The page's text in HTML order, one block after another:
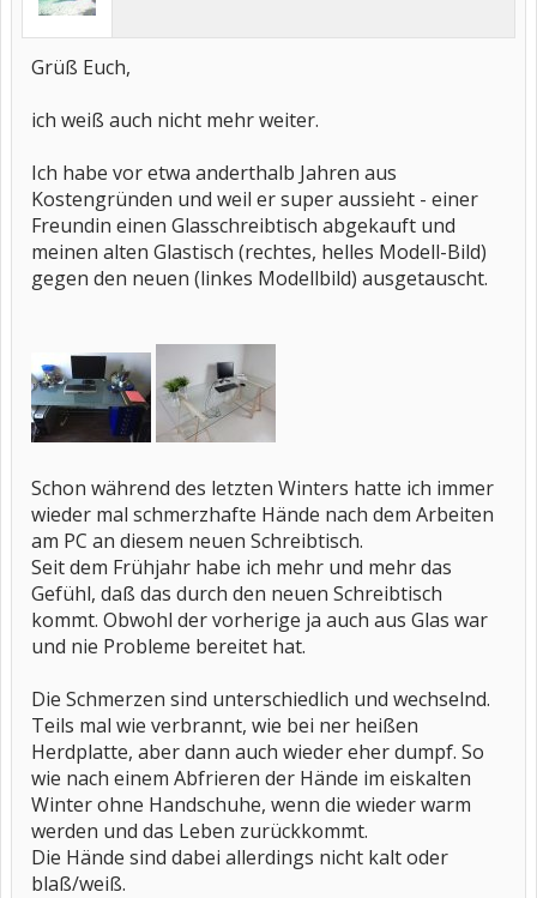
Grüß Euch,
ich weiß auch nicht mehr weiter.
Ich habe vor etwa anderthalb Jahren aus
Kostengründen und weil er super aussieht - einer
Freundin einen Glasschreibtisch abgekauft und
meinen alten Glastisch (rechtes, helles Modell-Bild)
gegen den neuen (linkes Modellbild) ausgetauscht.
Schon während des letzten Winters hatte ich immer
wieder mal schmerzhafte Hände nach dem Arbeiten
am PC an diesem neuen Schreibtisch.
Seit dem Frühjahr habe ich mehr und mehr das
Gefühl, daß das durch den neuen Schreibtisch
kommt. Obwohl der vorherige ja auch aus Glas war
und nie Probleme bereitet hat.
Die Schmerzen sind unterschiedlich und wechselnd.
Teils mal wie verbrannt, wie bei ner heißen
Herdplatte, aber dann auch wieder eher dumpf. So
wie nach einem Abfrieren der Hände im eiskalten
Winter ohne Handschuhe, wenn die wieder warm
werden und das Leben zurückkommt.
Die Hände sind dabei allerdings nicht kalt oder
blaß/weiß.